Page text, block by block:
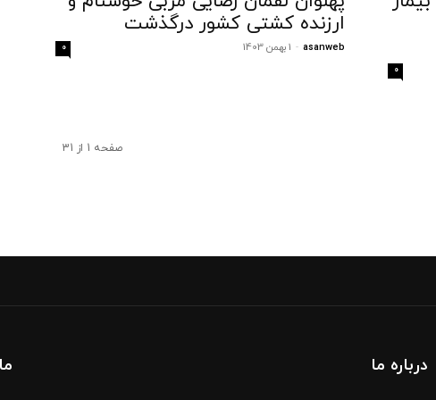
0
ارزنده کشتی کشور درگذشت
asanweb
- 1 بهمن 1403 0
صفحه 1 از 31
درباره ما